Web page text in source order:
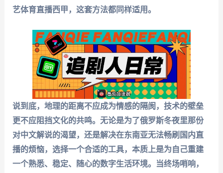
艺体育直播西甲，这套方法都同样适用。
说到底，地理的距离不应成为情感的隔阂，技术的壁垒
更不应阻挡文化的共鸣。无论是为了俄罗斯冬夜里那份
对中文解说的渴望，还是解决在东南亚无法畅刷国内直
播的烦恼，选择一个合适的工具，本质上是为自己重建
一个熟悉、稳定、随心的数字生活环境。当终场哨响，